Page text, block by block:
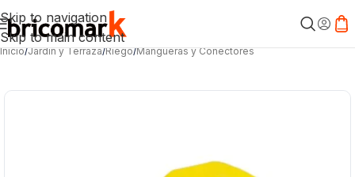
Skip to navigation
Skip to main content
Inicio/Jardín y Terraza/Riego/Mangueras y Conectores